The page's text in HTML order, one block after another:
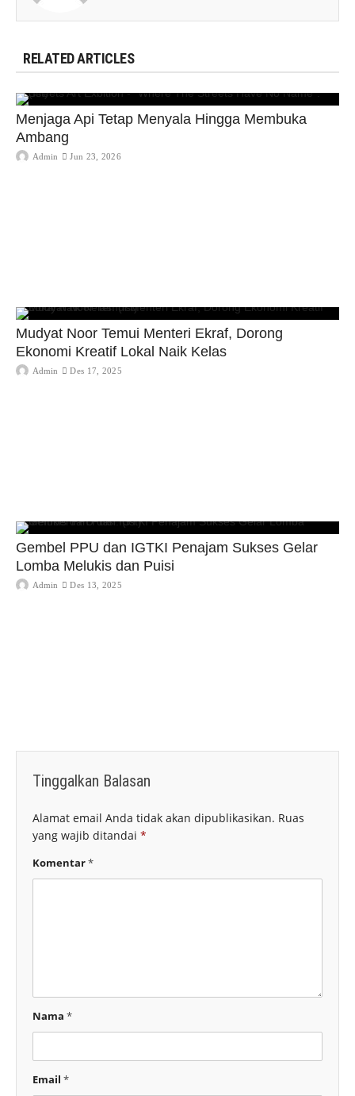
RELATED ARTICLES
Menjaga Api Tetap Menyala Hingga Membuka
Ambang
Admin Jun 23, 2026
Mudyat Noor Temui Menteri Ekraf, Dorong
Ekonomi Kreatif Lokal Naik Kelas
Admin Des 17, 2025
Gembel PPU dan IGTKI Penajam Sukses Gelar
Lomba Melukis dan Puisi
Admin Des 13, 2025
Tinggalkan Balasan
Alamat email Anda tidak akan dipublikasikan. Ruas
yang wajib ditandai *
Komentar*
Nama *
Email *